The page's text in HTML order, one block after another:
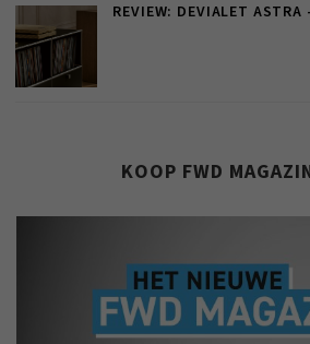
REVIEW: DEVIALET ASTRA
KOOP FWD